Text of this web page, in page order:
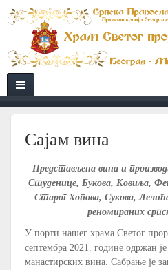
Сајам вина
Представљена вина и
Студенице, Букова, Ковиља,
Старог Хопова, Сукова,
реномираних
У порти нашег храма Светог
септембра 2021. године одржан
манастирских вина. Сабрање је